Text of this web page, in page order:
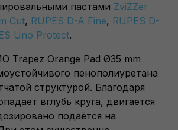
пастами ZviZZer
Cut, RUPES D-A Fine, RUPES D-
Uno Protect.
Trapez Orange Pad Ø35 mm
пенополиуретана
структурой. Благодаря
вглубь круга, двигается
подаётся на